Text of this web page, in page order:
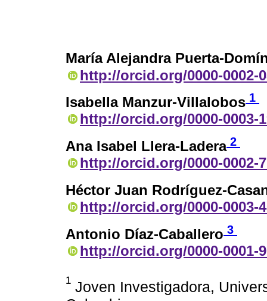
María Alejandra Puerta-
http://orcid.org/0000-0002-
Isabella Manzur-Villalobos 1
http://orcid.org/0000-0003-
Ana Isabel Llera-Ladera 2
http://orcid.org/0000-0002-
Héctor Juan Rodríguez-
http://orcid.org/0000-0003-
Antonio Díaz-Caballero 3
http://orcid.org/0000-0001-
1 Joven Investigadora,